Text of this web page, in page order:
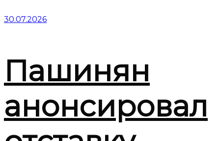
30.07.2026
Пашинян
анонсировал